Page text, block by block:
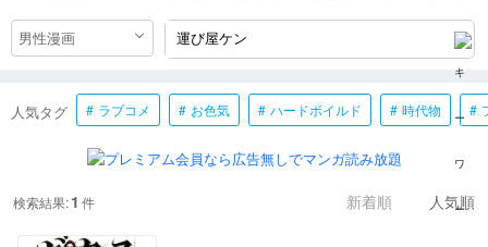
人気タグ ラブコメ お色気 ハードボイルド 時代物
検索結果:1 件 新着順 人気順